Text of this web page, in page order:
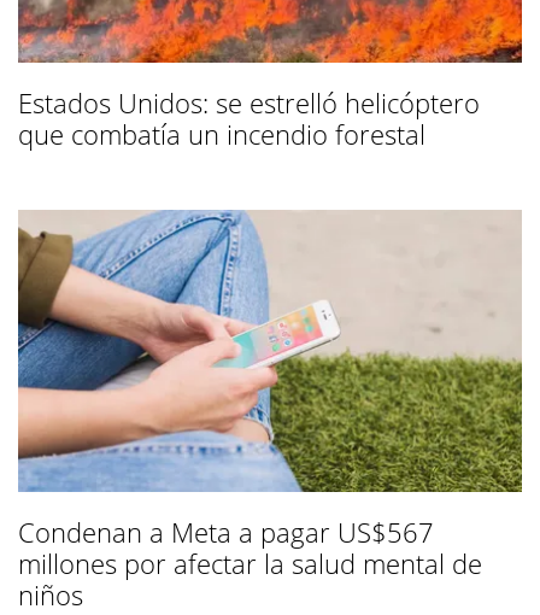
Estados Unidos: se estrelló helicóptero
que combatía un incendio forestal
Condenan a Meta a pagar US$567
millones por afectar la salud mental de
niños